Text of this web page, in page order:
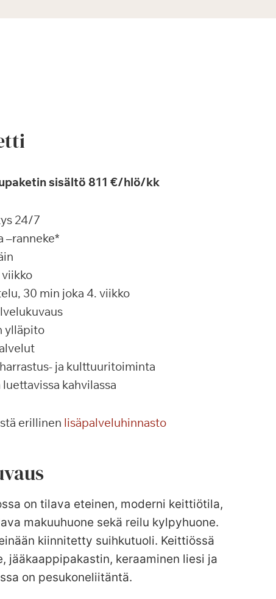
sisältö 811 €/hlö/kk
24/7
–ranneke*
30 min joka 4. viikko
ylläpito
ja kulttuuritoiminta
kahvilassa
erillinen lisäpalveluhinnasto
on tilava eteinen, moderni keittiötila,
makuuhuone sekä reilu kylpyhuone.
kiinnitetty suihkutuoli. Keittiössä
jääkaappipakastin, keraaminen liesi ja
on pesukoneliitäntä.